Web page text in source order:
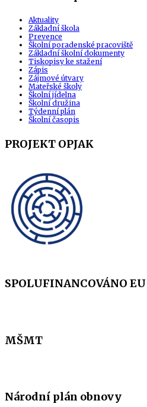
Aktuality
Základní škola
Prevence
Školní poradenské pracoviště
Základní školní dokumenty
Tiskopisy ke stažení
Zápis
Zájmové útvary
Mateřské školy
Školní jídelna
Školní družina
Týdenní plán
Školní časopis
PROJEKT OPJAK
SPOLUFINANCOVÁNO EU
MŠMT
Národní plán obnovy